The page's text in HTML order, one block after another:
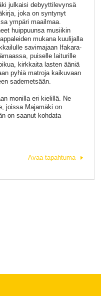
julkaisi debyyttilevynsä
joka on syntynyt
ympäri maailmaa.
huippuunsa musiikin
mukana kuulijalla
savimajaan Ifakara-
puiselle laiturille
kirkkaita lasten ääniä
pyhiä matroja kaikuvaan
sademetsään.
monilla eri kielillä. Ne
joissa Majamäki on
on saanut kohdata
Avaa tapahtuma